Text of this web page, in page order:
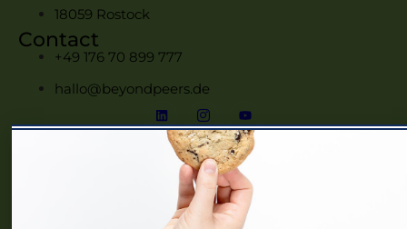
18059 Rostock
Contact
+49 176 70 899 777
hallo@beyondpeers.de